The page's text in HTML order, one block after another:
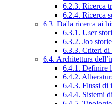
6.2.3. Ricerca
6.2.4. Ricerca
6.3. Dalla ricerca ai
6.3.1. User
6.3.2. Job
6.3.3. Criteri di
6.4. Architettura
6.4.1. Definire
6.4.2.
6.4.3. Flussi di
6.4.4. Sistemi